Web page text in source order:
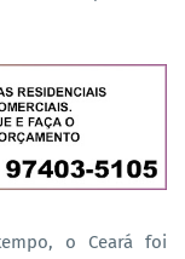
o Ceará foi